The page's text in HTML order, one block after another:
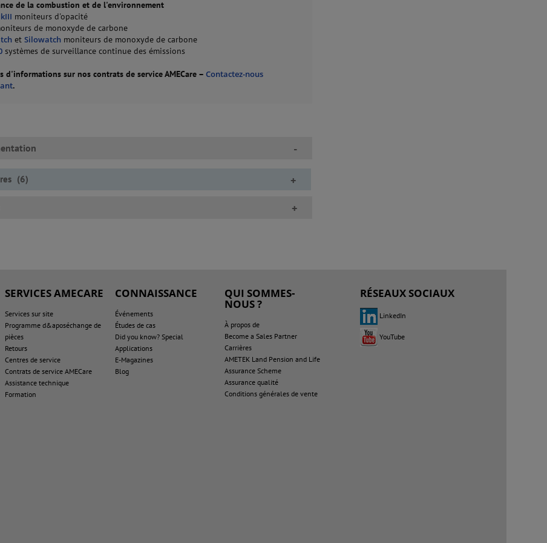
de la combustion et de l'environnement
moniteurs d'opacité
de monoxyde de carbone
etSilowatch moniteurs de monoxyde de carbone
systèmes de surveillance continue des émissions
d'informations sur nos contrats de service AMECare –Contactez-nous
.
-
(6) +
+
SERVICES AMECARE
Services sur site
Programme d&aposéchange de
pièces
Retours
Centres de service
Contrats de service AMECare
Assistance technique
Formation
CONNAISSANCE
Événements
Études de cas
Did you know? Special
Applications
E-Magazines
Blog
QUI SOMMES-
NOUS ?
À propos de
Become a Sales Partner
Carrières
AMETEK Land Pension and Life
Assurance Scheme
Assurance qualité
Conditions générales de vente
RÉSEAUX SOCIAUX
LinkedIn
YouTube